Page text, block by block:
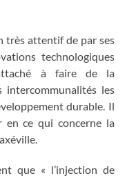
très attentif de par ses
technologiques
à faire de la
intercommunalités les
durable. Il
ce qui concerne la
que « l’injection de